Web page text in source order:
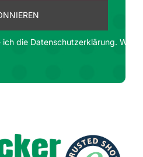
die Datenschutzerklärung. Wir